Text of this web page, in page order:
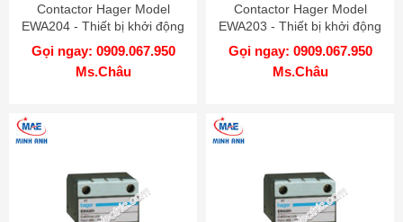
Contactor Hager Model
EWA204 - Thiết bị khởi động
từ
Gọi ngay: 0909.067.950
Ms.Châu
Contactor Hager Model
EWA203 - Thiết bị khởi động
từ
Gọi ngay: 0909.067.950
Ms.Châu